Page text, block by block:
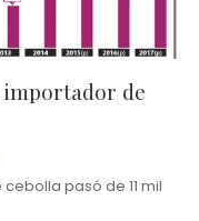
importador de
pasó de 11 mil